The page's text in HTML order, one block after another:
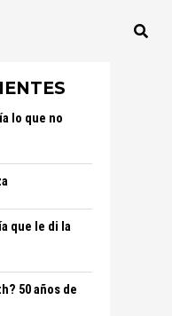
lo que no
que le di la
50 años de